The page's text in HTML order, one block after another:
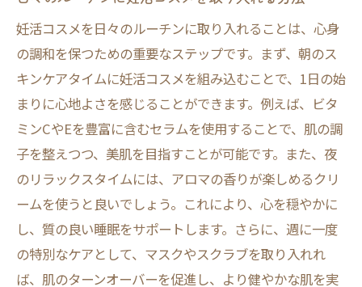
妊活コスメを日々のルーチンに取り入れることは、心身
の調和を保つための重要なステップです。まず、朝のス
キンケアタイムに妊活コスメを組み込むことで、1日の始
まりに心地よさを感じることができます。例えば、ビタ
ミンCやEを豊富に含むセラムを使用することで、肌の調
子を整えつつ、美肌を目指すことが可能です。また、夜
のリラックスタイムには、アロマの香りが楽しめるクリ
ームを使うと良いでしょう。これにより、心を穏やかに
し、質の良い睡眠をサポートします。さらに、週に一度
の特別なケアとして、マスクやスクラブを取り入れれ
ば、肌のターンオーバーを促進し、より健やかな肌を実